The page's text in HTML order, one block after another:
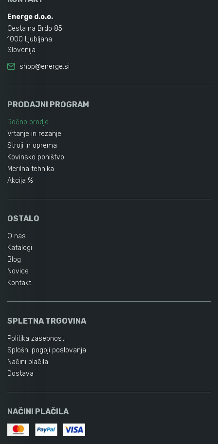
Energe d.o.o.
Cesta na Brdo 85,
1000 Ljubljana
Slovenija
shop@energe.si
PRODAJNI PROGRAM
Ročno orodje
Vrtanje in rezanje
Stroji in oprema
Kovinsko pohištvo
Merilna tehnika
Akcija %
OSTALO
O nas
Katalogi
Blog
Novice
Kontakt
SPLETNA TRGOVINA
Politika zasebnosti
Splošni pogoji poslovanja
Načini plačila
Dostava
NAČINI PLAČILA